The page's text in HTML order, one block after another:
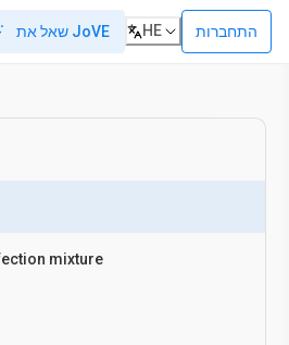
שאל את JoVE HE התחברות
mixture